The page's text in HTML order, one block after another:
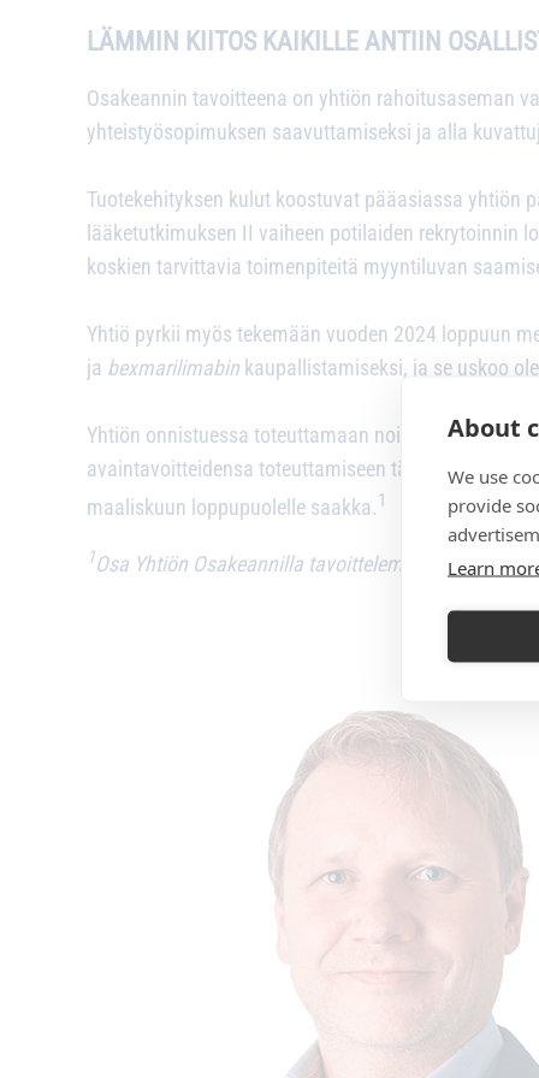
About
We use
provide
Learn
LÄMMIN KIITOS KAIKILLE ANTIIN
Osakeannin tavoitteena on yhtiön rahoitusaseman
yhteistyösopimuksen saavuttamiseksi ja alla
Tuotekehityksen kulut koostuvat pääasiassa yhtiön
lääketutkimuksen II vaiheen potilaiden rekrytoinnin
koskien tarvittavia toimenpiteitä myyntiluvan
Yhtiö pyrkii myös tekemään vuoden 2024 loppuun
ja bexmarilimabin kaupallistamiseksi, ja se uskoo
Yhtiön onnistuessa toteuttamaan noin 30,7
avaintavoitteidensa toteuttamiseen tämänhetkisen
maaliskuun loppupuolelle saakka.1
1Osa Yhtiön Osakeannilla tavoittelemasta varojen